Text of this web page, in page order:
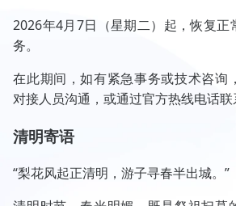
2026年4月7日（星期二）起，恢复正
务。
在此期间，如有紧急事务或技术咨询
对接人员沟通，或通过官方热线电话联
清明寄语
“梨花风起正清明，游子寻春半出城。”